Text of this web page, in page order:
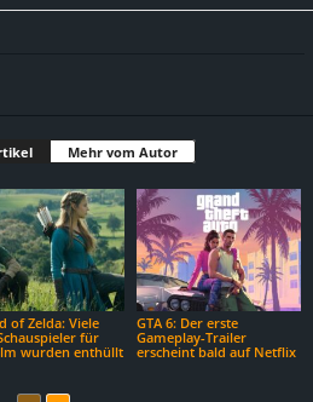
Mehr vom Autor
of Zelda: Viele
für
wurden enthüllt
GTA 6: Der erste
Gameplay-Trailer
erscheint bald auf Netflix